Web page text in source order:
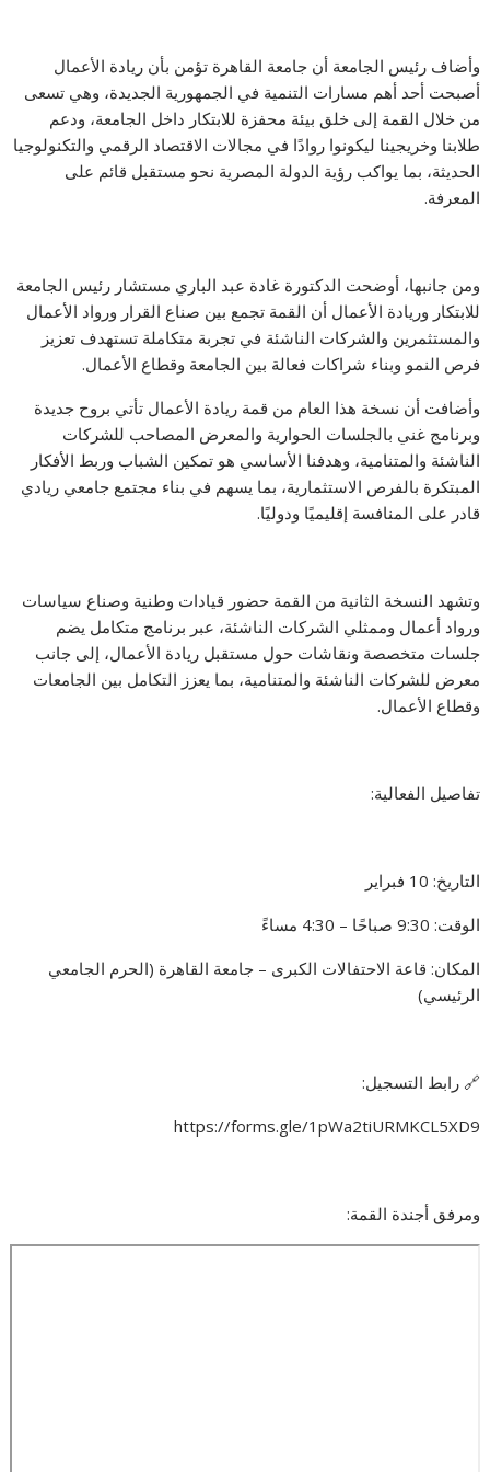
وأضاف رئيس الجامعة أن جامعة القاهرة تؤمن بأن ريادة الأعمال
أصبحت أحد أهم مسارات التنمية في الجمهورية الجديدة، وهي تسعى
من خلال القمة إلى خلق بيئة محفزة للابتكار داخل الجامعة، ودعم
طلابنا وخريجينا ليكونوا روادًا في مجالات الاقتصاد الرقمي والتكنولوجيا
الحديثة، بما يواكب رؤية الدولة المصرية نحو مستقبل قائم على
المعرفة.
ومن جانبها، أوضحت الدكتورة غادة عبد الباري مستشار رئيس الجامعة
للابتكار وريادة الأعمال أن القمة تجمع بين صناع القرار ورواد الأعمال
والمستثمرين والشركات الناشئة في تجربة متكاملة تستهدف تعزيز
فرص النمو وبناء شراكات فعالة بين الجامعة وقطاع الأعمال.
وأضافت أن نسخة هذا العام من قمة ريادة الأعمال تأتي بروح جديدة
وبرنامج غني بالجلسات الحوارية والمعرض المصاحب للشركات
الناشئة والمتنامية، وهدفنا الأساسي هو تمكين الشباب وربط الأفكار
المبتكرة بالفرص الاستثمارية، بما يسهم في بناء مجتمع جامعي ريادي
قادر على المنافسة إقليميًا ودوليًا.
وتشهد النسخة الثانية من القمة حضور قيادات وطنية وصناع سياسات
ورواد أعمال وممثلي الشركات الناشئة، عبر برنامج متكامل يضم
جلسات متخصصة ونقاشات حول مستقبل ريادة الأعمال، إلى جانب
معرض للشركات الناشئة والمتنامية، بما يعزز التكامل بين الجامعات
وقطاع الأعمال.
تفاصيل الفعالية:
التاريخ: 10 فبراير
الوقت: 9:30 صباحًا – 4:30 مساءً
المكان: قاعة الاحتفالات الكبرى – جامعة القاهرة (الحرم الجامعي
الرئيسي)
🔗 رابط التسجيل:
https://forms.gle/1pWa2tiURMKCL5XD9
ومرفق أجندة القمة: